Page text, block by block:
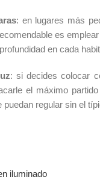
: en lugares más
es
en cada
: si decides colocar
el máximo
puedan regular sin el
iluminado